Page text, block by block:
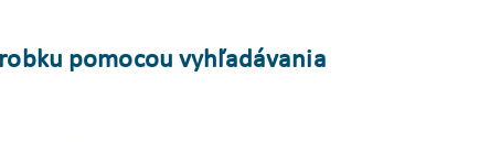
pomocou vyhľadávania